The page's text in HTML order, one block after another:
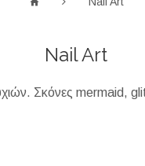
Nail Art
Σκόνες mermaid,